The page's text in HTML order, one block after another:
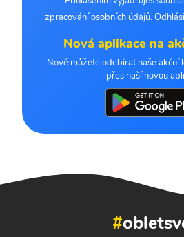
zpracování osobních údajů.
Nová aplikace na
Nově můžete odebírat naše akční
přes naší novou
#